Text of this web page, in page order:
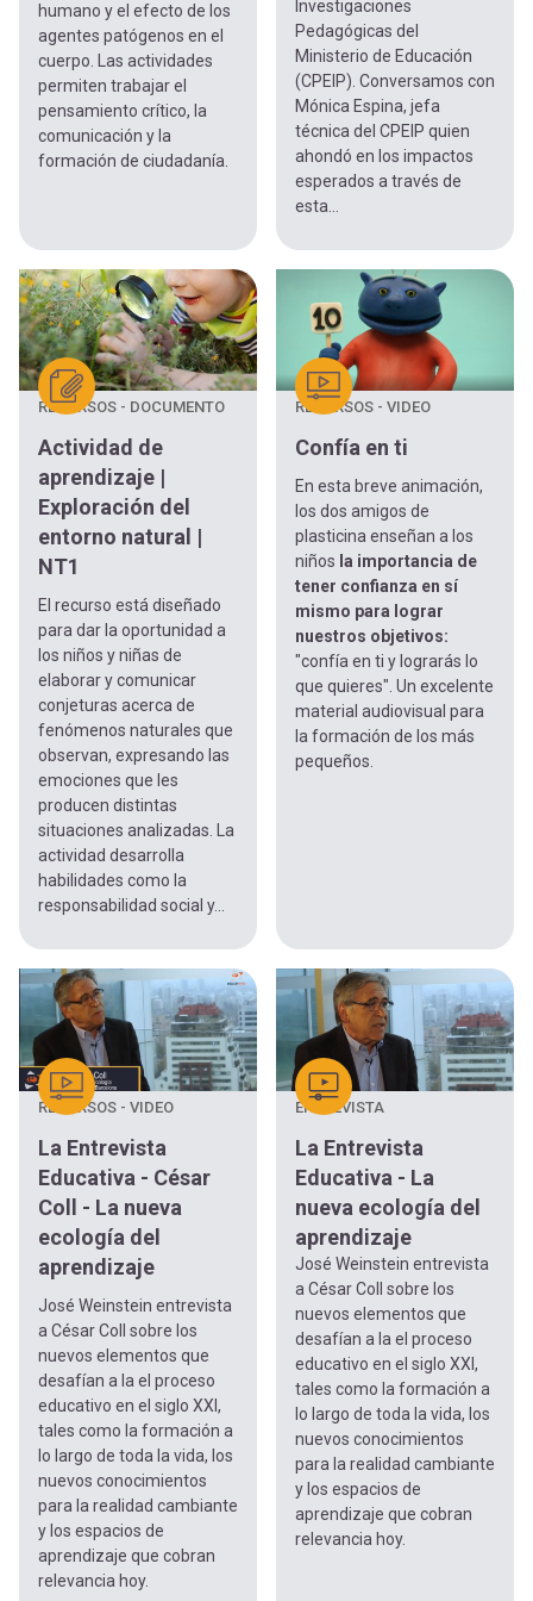
humano y el efecto de los
agentes patógenos en el
cuerpo. Las actividades
permiten trabajar el
pensamiento crítico, la
comunicación y la
formación de ciudadanía.
Investigaciones
Pedagógicas del
Ministerio de Educación
(CPEIP). Conversamos con
Mónica Espina, jefa
técnica del CPEIP quien
ahondó en los impactos
esperados a través de
esta...
RECURSOS - DOCUMENTO
Actividad de
aprendizaje |
Exploración del
entorno natural |
NT1
El recurso está diseñado
para dar la oportunidad a
los niños y niñas de
elaborar y comunicar
conjeturas acerca de
fenómenos naturales que
observan, expresando las
emociones que les
producen distintas
situaciones analizadas. La
actividad desarrolla
habilidades como la
responsabilidad social y...
RECURSOS - VIDEO
Confía en ti
En esta breve animación,
los dos amigos de
plasticina enseñan a los
niños la importancia de
tener confianza en sí
mismo para lograr
nuestros objetivos:
"confía en ti y lograrás lo
que quieres". Un excelente
material audiovisual para
la formación de los más
pequeños.
RECURSOS - VIDEO
La Entrevista
Educativa - César
Coll - La nueva
ecología del
aprendizaje
José Weinstein entrevista
a César Coll sobre los
nuevos elementos que
desafían a la el proceso
educativo en el siglo XXI,
tales como la formación a
lo largo de toda la vida, los
nuevos conocimientos
para la realidad cambiante
y los espacios de
aprendizaje que cobran
relevancia hoy.
ENTREVISTA
La Entrevista
Educativa - La
nueva ecología del
aprendizaje
José Weinstein entrevista
a César Coll sobre los
nuevos elementos que
desafían a la el proceso
educativo en el siglo XXI,
tales como la formación a
lo largo de toda la vida, los
nuevos conocimientos
para la realidad cambiante
y los espacios de
aprendizaje que cobran
relevancia hoy.